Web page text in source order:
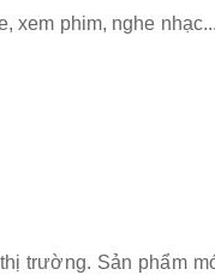
xem phim, nghe
trường. Sản phẩm